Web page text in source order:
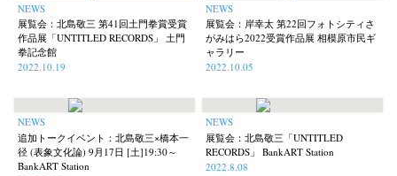
NEWS
展覧会：北島敬三 第41回土門拳賞受賞
作品展「UNTITLED RECORDS」 土門
拳記念館
2022.10.19
NEWS
展覧会：岸幸太 第22回フォトシティさ
がみはら2022受賞作品展 相模原市民ギ
ャラリー
2022.10.05
NEWS
追加トークイベント：北島敬三×橋本一
径 (表象文化論) 9月17日 [土]19:30～
BankART Station
NEWS
展覧会：北島敬三「UNTITLED
RECORDS」 BankART Station
2022.8.08